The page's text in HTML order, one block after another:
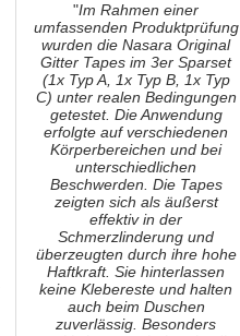
"Im Rahmen einer
umfassenden Produktprüfung
wurden die Nasara Original
Gitter Tapes im 3er Sparset
(1x Typ A, 1x Typ B, 1x Typ
C) unter realen Bedingungen
getestet. Die Anwendung
erfolgte auf verschiedenen
Körperbereichen und bei
unterschiedlichen
Beschwerden. Die Tapes
zeigten sich als äußerst
effektiv in der
Schmerzlinderung und
überzeugten durch ihre hohe
Haftkraft. Sie hinterlassen
keine Klebereste und halten
auch beim Duschen
zuverlässig. Besonders